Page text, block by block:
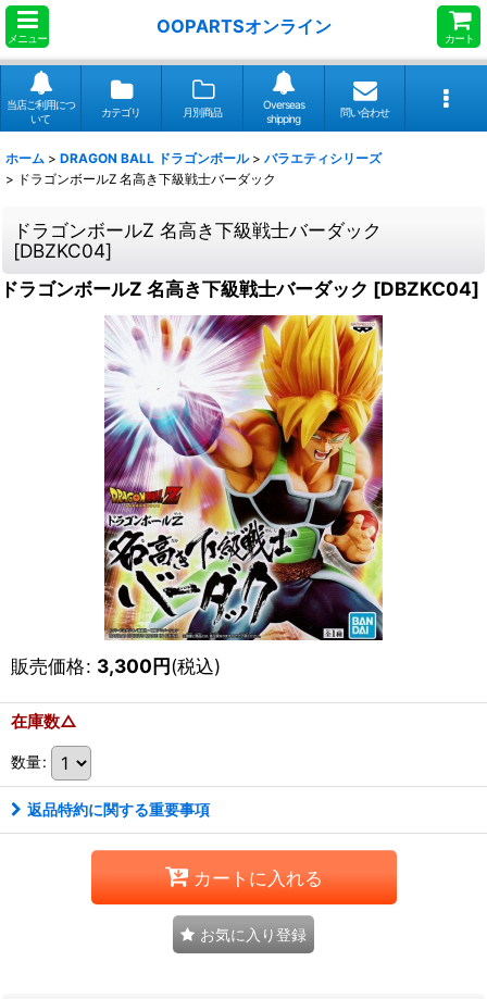
メニュー
OOPARTSオンライン
カート
当店ご利用につ
いて
カテゴリ 月別商品
Overseas
shipping
問い合わせ
ホーム > DRAGON BALL ドラゴンボール > バラエティシリーズ
> ドラゴンボールZ 名高き下級戦士バーダック
ドラゴンボールZ 名高き下級戦士バーダック
[DBZKC04]
ドラゴンボールZ 名高き下級戦士バーダック [DBZKC04]
販売価格: 3,300円(税込)
在庫数△
数量:
返品特約に関する重要事項
カートに入れる
お気に入り登録